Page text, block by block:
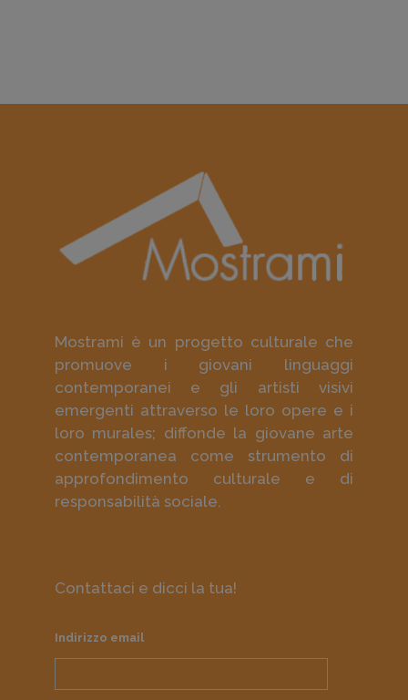
Mostrami è un progetto culturale che
promuove i giovani linguaggi
contemporanei e gli artisti visivi
emergenti attraverso le loro opere e i
loro murales; diffonde la giovane arte
contemporanea come strumento di
approfondimento culturale e di
responsabilità sociale.
Contattaci e dicci la tua!
Indirizzo email